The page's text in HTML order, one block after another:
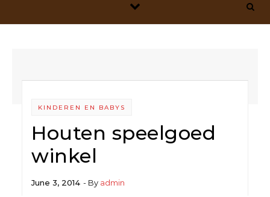
KINDEREN EN BABYS
Houten speelgoed
winkel
June 3, 2014 - By admin